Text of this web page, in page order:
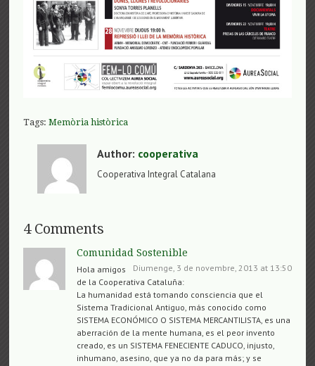
Tags:Memòria històrica
Author: cooperativa
Cooperativa Integral Catalana
4 Comments
Comunidad Sostenible
Diumenge, 3 de novembre, 2013 at 13:50
Hola amigos
de la Cooperativa Cataluña:
La humanidad está tomando consciencia que el
Sistema Tradicional Antiguo, más conocido como
SISTEMA ECONÓMICO O SISTEMA MERCANTILISTA, es una
aberración de la mente humana, es el peor invento
creado, es un SISTEMA FENECIENTE CADUCO, injusto,
inhumano, asesino, que ya no da para más; y se